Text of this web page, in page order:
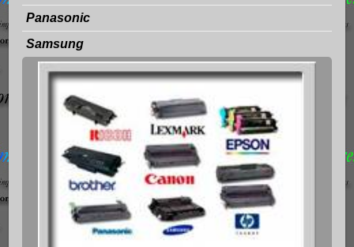
Panasonic
Samsung